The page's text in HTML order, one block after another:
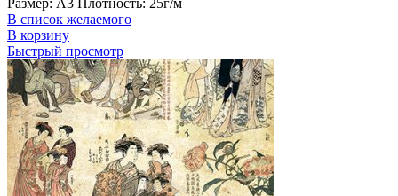
В список желаемого
В корзину
Быстрый просмотр